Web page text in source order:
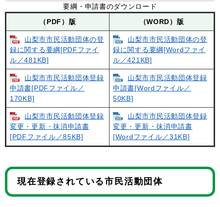
要綱・申請書のダウンロード
（PDF）版
（WORD）版
山梨市市民活動団体の登
録に関する要綱[PDFファイ
ル／481KB]
山梨市市民活動団体の登
録に関する要綱[Wordファイ
ル／421KB]
山梨市市民活動団体登録
申請書[PDFファイル／
170KB]
山梨市市民活動団体登録
申請書[Wordファイル／
50KB]
山梨市市民活動団体登録
変更・更新・抹消申請書
[PDFファイル／85KB]
山梨市市民活動団体登録
変更・更新・抹消申請書
[Wordファイル／31KB]
現在登録されている市民活動団体